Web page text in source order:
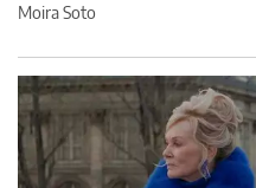
Moira Soto